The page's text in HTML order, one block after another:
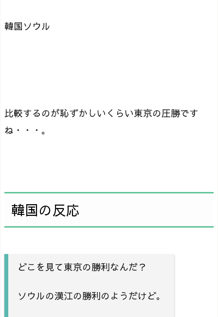
韓国ソウル
比較するのが恥ずかしいくらい東京の圧勝です
ね・・・。
韓国の反応
どこを見て東京の勝利なんだ？
ソウルの漢江の勝利のようだけど。